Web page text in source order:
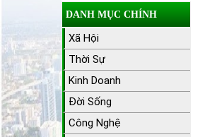
DANH MỤC CHÍNH
Xã Hội
Thời Sự
Kinh Doanh
Đời Sống
Công Nghệ